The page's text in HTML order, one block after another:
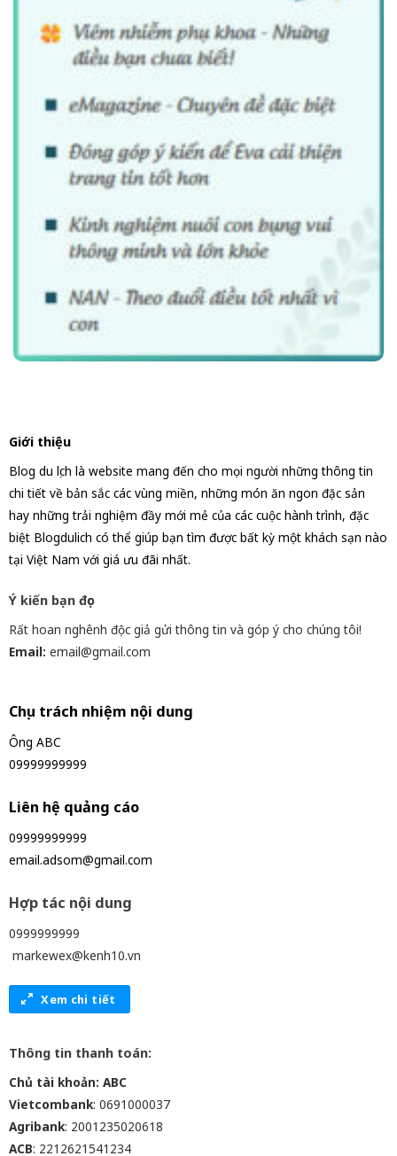
Giới thiệu
Blog du lịch là website mang đến cho mọi người những thông tin
chi tiết về bản sắc các vùng miền, những món ăn ngon đặc sản
hay những trải nghiệm đầy mới mẻ của các cuộc hành trình, đặc
biệt Blogdulich có thể giúp bạn tìm được bất kỳ một khách sạn nào
tại Việt Nam với giá ưu đãi nhất.
Ý kiến bạn đọc
Rất hoan nghênh độc giả gửi thông tin và góp ý cho chúng tôi!
Email: email@gmail.com
Chịu trách nhiệm nội dung
Ông ABC
09999999999
Liên hệ quảng cáo
09999999999
email.adsom@gmail.com
Hợp tác nội dung
0999999999
markewex@kenh10.vn
Xem chi tiết
Thông tin thanh toán:
Chủ tài khoản: ABC
Vietcombank: 0691000037
Agribank: 2001235020618
ACB: 2212621541234